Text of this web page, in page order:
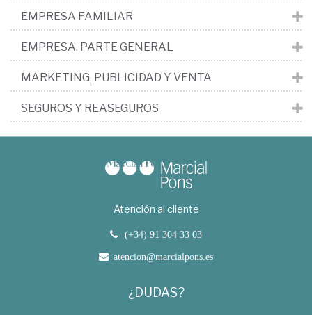
EMPRESA FAMILIAR
EMPRESA. PARTE GENERAL
MARKETING, PUBLICIDAD Y VENTA
SEGUROS Y REASEGUROS
Atención al cliente
(+34) 91 304 33 03
atencion@marcialpons.es
¿DUDAS?